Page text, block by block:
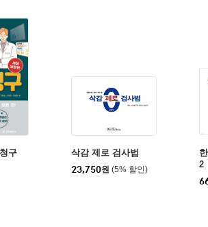
구 삭감 제로 검사법
23,750원 (5% 할인)
2